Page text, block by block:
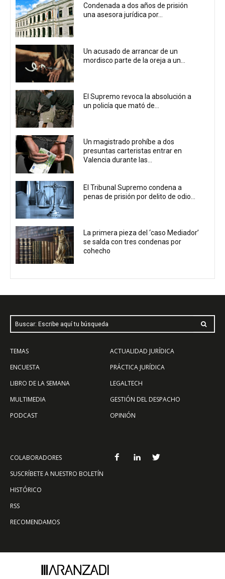
Condenada a dos años de prisión
una asesora jurídica por...
Un acusado de arrancar de un
mordisco parte de la oreja a un...
El Supremo revoca la absolución a
un policía que mató de...
Un magistrado prohíbe a dos
presuntas carteristas entrar en
Valencia durante las...
El Tribunal Supremo condena a
penas de prisión por delito de odio...
La primera pieza del ‘caso Mediador’
se salda con tres condenas por
cohecho
Buscar: Escribe aquí tu búsqueda
TEMAS
ENCUESTA
LIBRO DE LA SEMANA
MULTIMEDIA
PODCAST
ACTUALIDAD JURÍDICA
PRÁCTICA JURÍDICA
LEGALTECH
GESTIÓN DEL DESPACHO
OPINIÓN
COLABORADORES
SUSCRÍBETE A NUESTRO BOLETÍN
HISTÓRICO
RSS
RECOMENDAMOS